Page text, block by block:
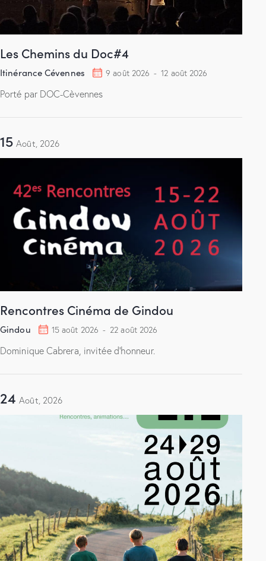
Les Chemins du Doc#4
Itinérance Cévennes 9 août 2026 - 12 août 2026
Porté par DOC-Cèvennes
15 Août, 2026
Rencontres Cinéma de Gindou
Gindou 15 août 2026 - 22 août 2026
Dominique Cabrera, invitée d'honneur.
24 Août, 2026